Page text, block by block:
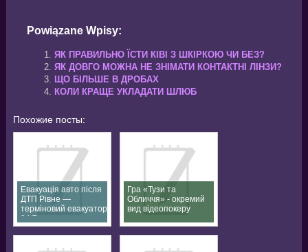
Powiązane Wpisy:
ЯК ПРАВИЛЬНО ЇСТИ КІВІ З ШКІРКОЮ ЧИ БЕЗ?
ЯК ДОВГО МОЖНА НЕ ЗНІМАТИ КОНТАКТНІ ЛІНЗИ?
ЩО БІЛЬШЕ В ДРОБАХ
КОЛИ КРАЩЕ УКЛАДАТИ ШЛЮБ
Похожие посты:
Евакуація авто після
ДТП Рівне —
терміновий евакуатор
24/7
Гра «Тузи та
Обличчя» - окремий
вид відеопокеру